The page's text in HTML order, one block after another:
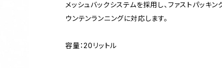
メッシュバックシステムを採用し、ファストパッキ
ウンテンランニングに対応します。
容量：20リットル